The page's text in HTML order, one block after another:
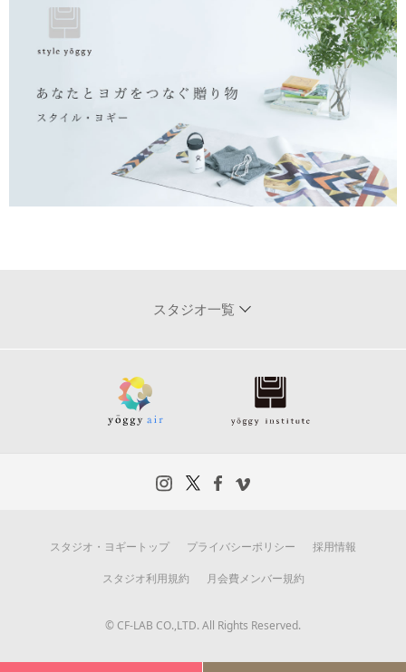
スタジオ一覧
スタジオ・ヨギートップ プライバシーポリシー 採用情報
スタジオ利用規約 月会費メンバー規約
© CF-LAB CO.,LTD. All Rights Reserved.